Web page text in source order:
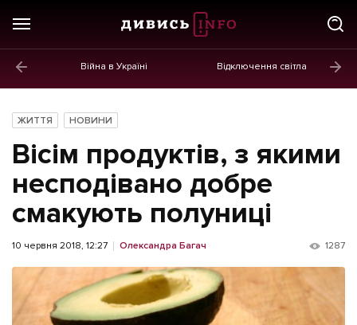
Війна в Україні Відключення світла
Новини
Політика
Економіка
Бізнес
Життя
Культура
Афіша
ЖИТТЯ НОВИНИ
Вісім продуктів, з якими
несподівано добре
смакують полуниці
10 червня 2018, 12:27 Олександра Багач 1287